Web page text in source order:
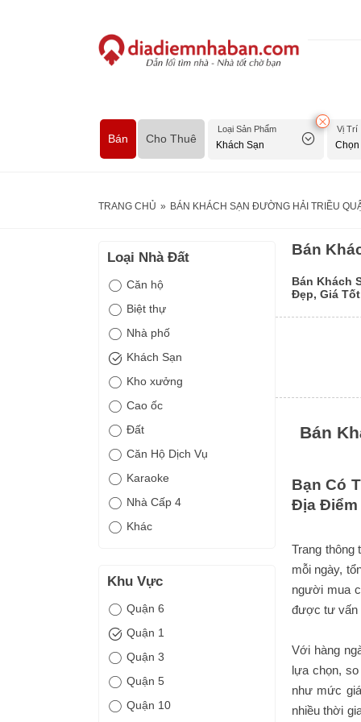
Bán Cho Thuê
Loại Sản Phẩm Vị Trí
TRANG CHỦ » BÁN KHÁCH SẠN ĐƯỜNG HẢI TRIỀU
Loại Nhà Đất
Căn hộ
Biệt thự
Nhà phố
Khách Sạn
Kho xưởng
Cao ốc
Đất
Căn Hộ Dịch Vụ
Karaoke
Nhà Cấp 4
Khác
Khu Vực
Quận 6
Quận 1
Quận 3
Quận 5
Quận 10
Bán
Bán Khách
Đẹp, Giá
Bán
Bạn Có
Địa Điểm
Trang thông
mỗi ngày,
người mua
được tư vấn
Với hàng
lựa chọn,
như mức
nhiều thời